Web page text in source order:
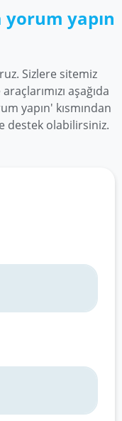
yapın
Sizlere sitemiz
aşağıda
yapın' kısmından
destek olabilirsiniz.